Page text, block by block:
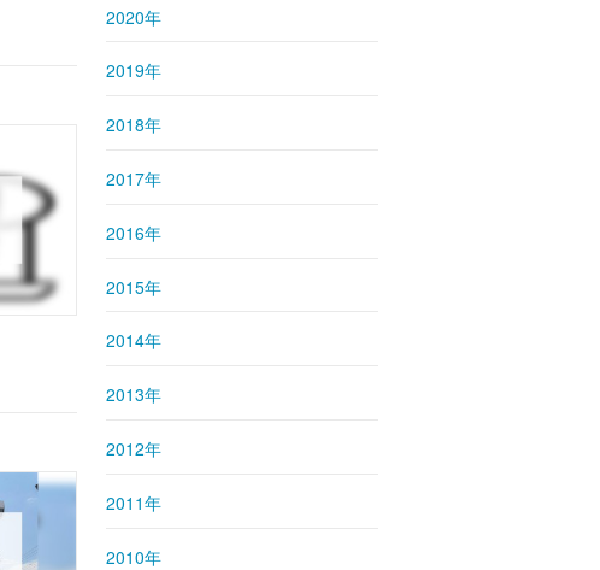
2020年
2019年
2018年
2017年
2016年
2015年
2014年
2013年
2012年
2011年
2010年